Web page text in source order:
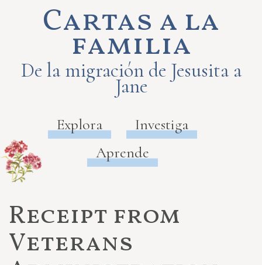
Cartas a la
familia
De la migración de Jesusita a
Jane
Explora
Investiga
Aprende
Receipt from
Veterans